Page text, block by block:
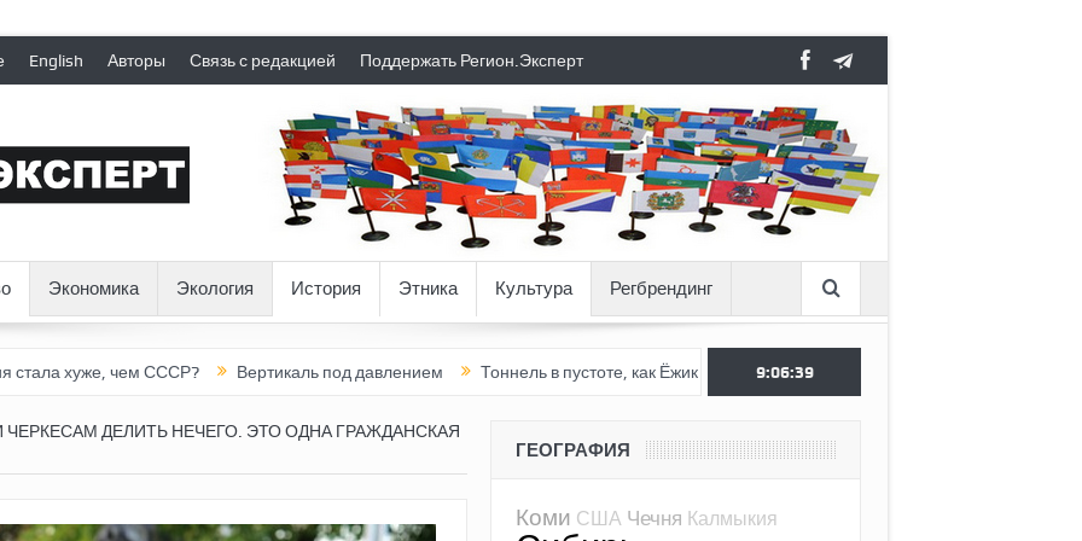
English Авторы Связь с редакцией Поддержать Регион.Эксперт
Экономика Экология История Этника Культура Регбрендинг
чем СССР? Вертикаль под давлением Тоннель в пустоте, как Ёжик в тумане Как пригожинский мятеж опередил свое
9:06:40
ЧЕРКЕСАМ ДЕЛИТЬ НЕЧЕГО. ЭТО ОДНА ГРАЖДАНСКАЯ
ГЕОГРАФИЯ
Коми США Чечня Калмыкия